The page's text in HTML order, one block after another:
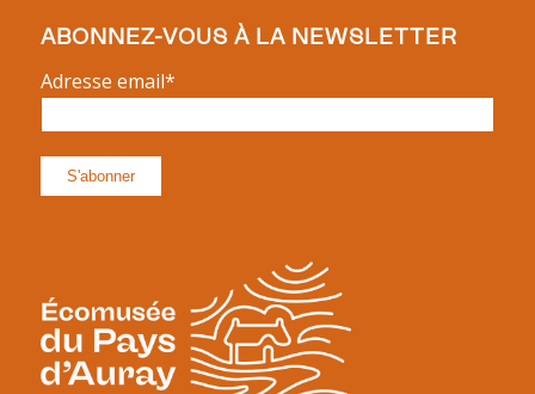
ABONNEZ-VOUS À LA NEWSLETTER
Adresse email*